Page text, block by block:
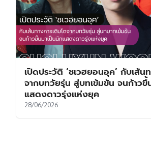
เปิดประวัติ ‘ชเวฮยอนอุค’ กับเส้น
จากบทวัยรุ่น สู่บทเข้มข้น จนก้าวขึ้
แสดงดาวรุ่งแห่งยุค
28/06/2026